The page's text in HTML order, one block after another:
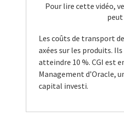
Pour lire cette vidéo,
Les coûts de transport
axées sur les produits.
atteindre 10 %. CGI est
Management d’Oracle,
capital investi.